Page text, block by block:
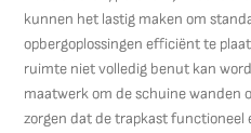
kunnen het lastig maken om
opbergoplossingen efficiënt te
ruimte niet volledig benut kan
maatwerk om de schuine wanden
zorgen dat de trapkast functioneel